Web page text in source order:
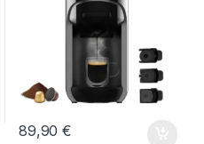
89,90€